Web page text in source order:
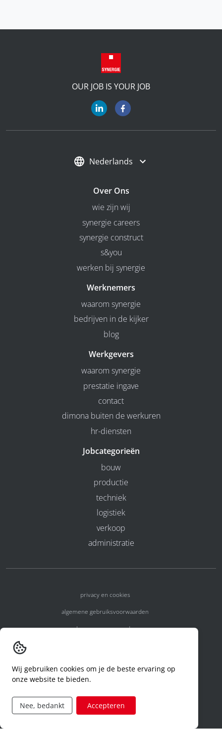
OUR JOB IS YOUR JOB
Nederlands
Over Ons
wie zijn wij
synergie careers
synergie construct
s&you
werken bij synergie
Werknemers
waarom synergie
bedrijven in de kijker
blog
Werkgevers
waarom synergie
prestatie ingave
contact
dimona buiten de werkuren
hr-diensten
Jobcategorieën
bouw
productie
techniek
logistiek
verkoop
administratie
privacy en cookies
algemene gebruiksvoorwaarden
algemene voorwaarden
code of conduct
aanvraag rechten ivm privacy
Wij gebruiken cookies om je de beste ervaring op
onze website te bieden.
Nee, bedankt Accepteren